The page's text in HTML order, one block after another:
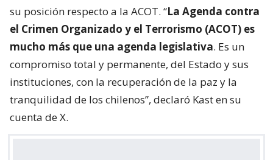
su posición respecto a la ACOT. “La Agenda contra
el Crimen Organizado y el Terrorismo (ACOT) es
mucho más que una agenda legislativa. Es un
compromiso total y permanente, del Estado y sus
instituciones, con la recuperación de la paz y la
tranquilidad de los chilenos”, declaró Kast en su
cuenta de X.